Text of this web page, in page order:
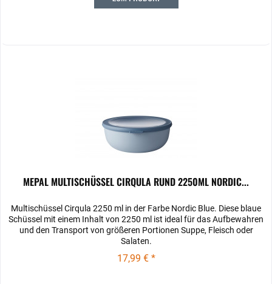
MEPAL MULTISCHÜSSEL CIRQULA RUND 2250ML NORDIC...
Multischüssel Cirqula 2250 ml in der Farbe Nordic Blue. Diese blaue
Schüssel mit einem Inhalt von 2250 ml ist ideal für das Aufbewahren
und den Transport von größeren Portionen Suppe, Fleisch oder
Salaten.
17,99 € *